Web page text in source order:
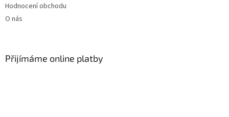
Hodnocení obchodu
O nás
Přijímáme online platby